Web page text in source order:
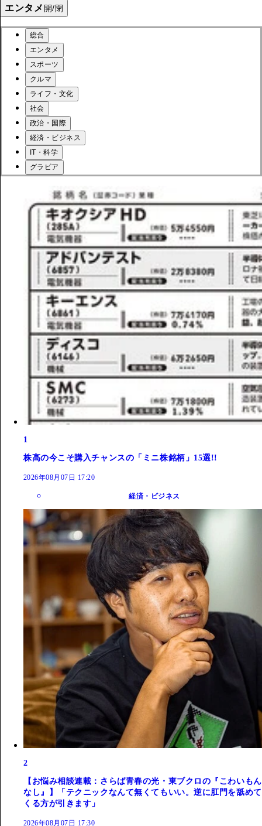
エンタメ 開/閉
総合
エンタメ
スポーツ
クルマ
ライフ・文化
社会
政治・国際
経済・ビジネス
IT・科学
グラビア
1
株高の今こそ購入チャンスの「ミニ株銘柄」15選!!
2026年08月07日 17:20
経済・ビジネス
2
【お悩み相談連載：さらば青春の光・東ブクロの『こわいもん
なし』】「テクニックなんて無くてもいい。逆に肛門を舐めて
くる方が引きます」
2026年08月07日 17:30